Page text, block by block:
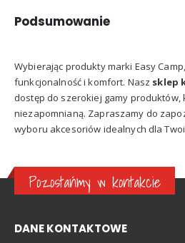
Podsumowanie
Wybierając produkty marki Easy
funkcjonalność i komfort. Nasz sklep
dostęp do szerokiej gamy produktów,
niezapomnianą. Zapraszamy do
wyboru akcesoriów idealnych dla
Pozostańmy w kontakcie
DANE KONTAKTOWE